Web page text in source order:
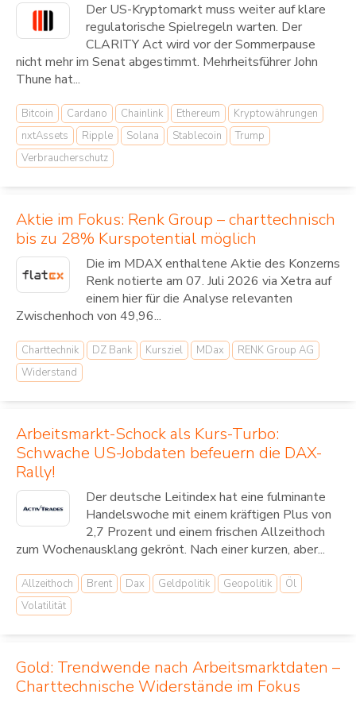
Der US-Kryptomarkt muss weiter auf klare
regulatorische Spielregeln warten. Der
CLARITY Act wird vor der Sommerpause
nicht mehr im Senat abgestimmt. Mehrheitsführer John
Thune hat...
Bitcoin Cardano Chainlink Ethereum
Kryptowährungen
nxtAssets
Ripple Solana Stablecoin
Trump
Verbraucherschutz
Aktie im Fokus: Renk Group – charttechnisch
bis zu 28% Kurspotential möglich
Die im MDAX enthaltene Aktie des Konzerns
Renk notierte am 07. Juli 2026 via Xetra auf
einem hier für die Analyse relevanten
Zwischenhoch von 49,96...
Charttechnik DZ Bank Kursziel MDax
RENK Group AG
Widerstand
Arbeitsmarkt-Schock als Kurs-Turbo:
Schwache US-Jobdaten befeuern die DAX-
Rally!
Der deutsche Leitindex hat eine fulminante
Handelswoche mit einem kräftigen Plus von
2,7 Prozent und einem frischen Allzeithoch
zum Wochenausklang gekrönt. Nach einer kurzen, aber...
Allzeithoch Brent Dax Geldpolitik Geopolitik
Öl
Volatilität
Gold: Trendwende nach Arbeitsmarktdaten –
Charttechnische Widerstände im Fokus